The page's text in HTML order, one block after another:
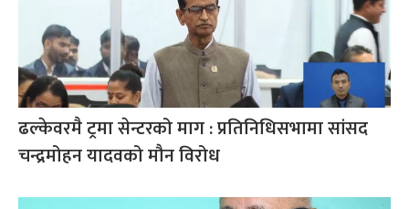
ढल्केवरमै ट्रमा सेन्टरको माग : प्रतिनिधिसभामा सांसद
चन्द्रमोहन यादवको मौन विरोध